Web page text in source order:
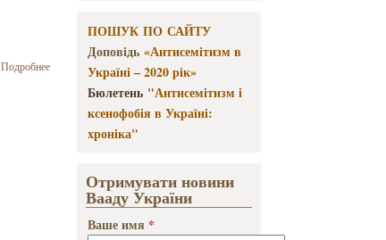
Подробнеео Первый
Фестиваль
проектной
деятельности
этнокультурного
образования
ПОШУК ПО САЙТУ
Доповідь «Антисемітизм в
Україні – 2020 рік»
Бюлетень "Антисемітизм і
ксенофобія в Україні:
хроніка"
Отримувати новини
Вааду України
Ваше имя *